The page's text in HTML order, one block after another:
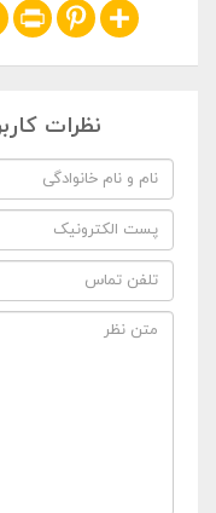
Share
Pinterest
Print
نظرات